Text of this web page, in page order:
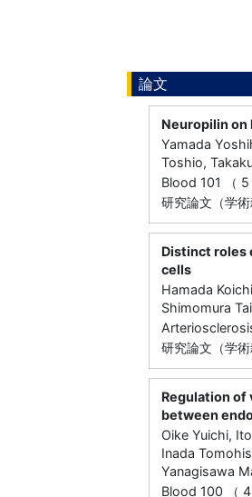
論文
Neuropilin on
Yamada
Toshio,
Blood 101 （
研究論文（学
Distinct roles
cells
Hamada
Shimomura
研究論文（学
Regulation of
between
Oike Yuichi,
Inada
Yanagisawa
Blood 100 （